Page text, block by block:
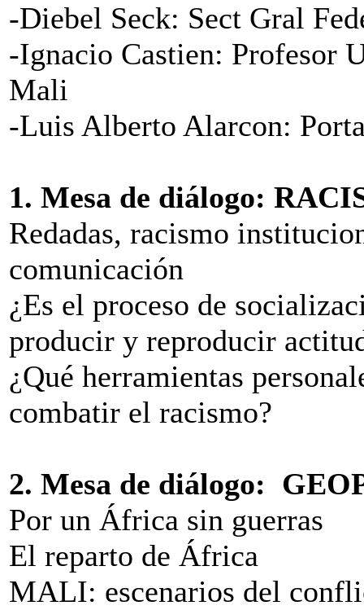
-Diebel Seck: Sect Gral
-Ignacio Castien: Profesor
Mali
-Luis Alberto Alarcon:
1. Mesa de diálogo:
Redadas, racismo
comunicación
¿Es el proceso de
producir y reproducir
¿Qué herramientas
combatir el racismo?
2. Mesa de diálogo:
Por un África sin guerras
El reparto de África
MALI: escenarios del